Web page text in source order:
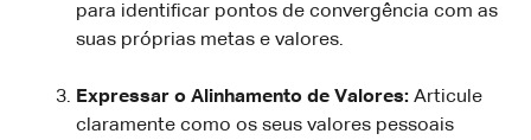
para identificar pontos de convergência com as
suas próprias metas e valores.
Expressar o Alinhamento de Valores: Articule
claramente como os seus valores pessoais